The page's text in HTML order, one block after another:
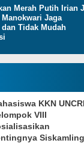
Merah Putih Irian
Jaga
Tidak Mudah
KKN UNCRI
VIII
Siskamling